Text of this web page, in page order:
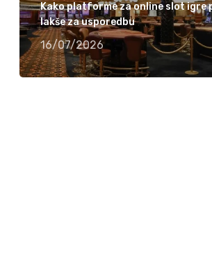
Kako platforme za online slot igre
lakše za usporedbu
16/07/2026